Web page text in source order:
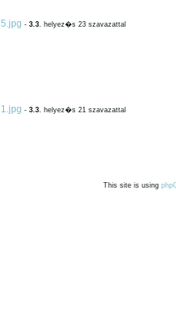
5.jpg -3.3. helyez�s 23 szavazattal
1.jpg -3.3. helyez�s 21 szavazattal
This site is using